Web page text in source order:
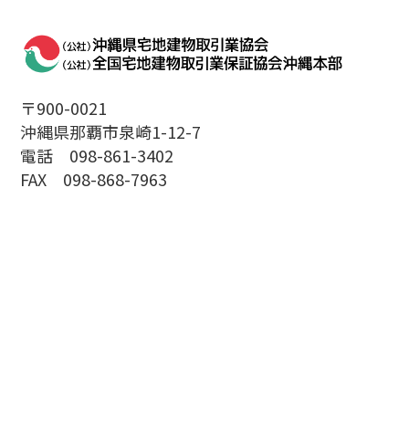
〒900-0021
沖縄県那覇市泉崎1-12-7
電話 098-861-3402
FAX 098-868-7963